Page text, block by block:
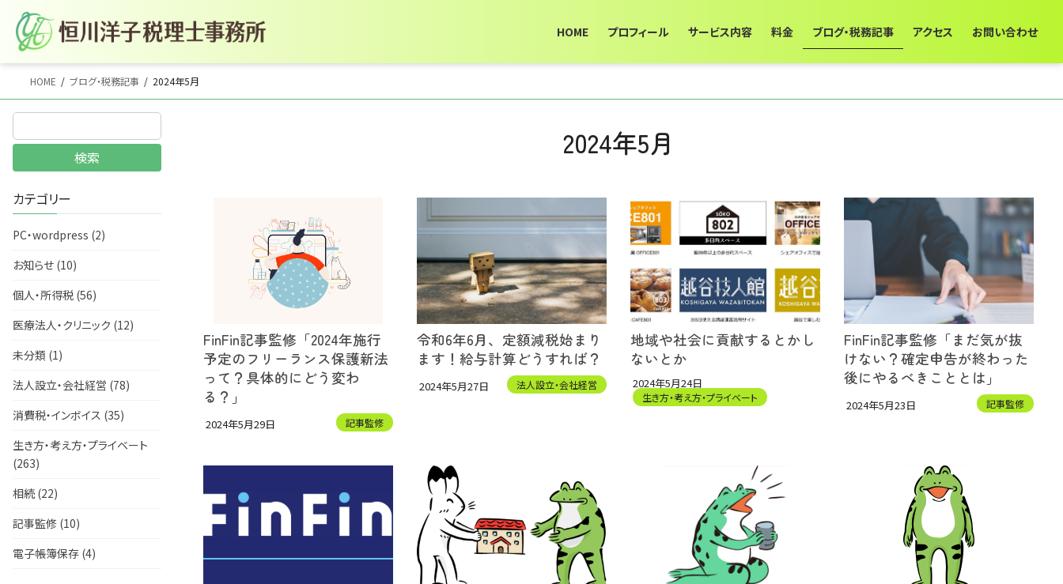
ン
ビ
HOME プロフィール サービス内容 料金 ブログ・税務記事 アクセス お問い合わせ
HOME ブログ・税務記事 2024年5月
2024年5月
FinFin記事監修「2024年施行
予定のフリーランス保護新法
って？具体的にどう変わ
る？」
2024年5月29日 記事監修
令和6年6月、定額減税始まり
ます！給与計算どうすれば？
2024年5月27日 法人設立・会社経営
地域や社会に貢献するとかし
ないとか
2024年5月24日
生き方・考え方・プライベート
FinFin記事監修「まだ気が抜
けない？確定申告が終わった
後にやるべきこととは」
2024年5月23日 記事監修
検索
カテゴリー
PC・wordpress (2)
お知らせ (10)
個人・所得税 (56)
医療法人・クリニック (12)
未分類 (1)
法人設立・会社経営 (78)
消費税・インボイス (35)
生き方・考え方・プライベート
(263)
相続 (22)
記事監修 (10)
電子帳簿保存 (4)